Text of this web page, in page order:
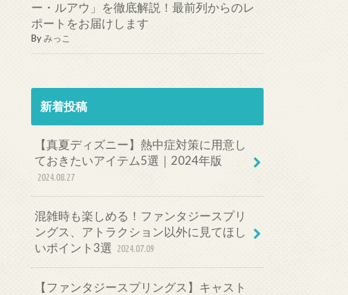
ー・ルアウ」を徹底解説！最前列からのレ
ポートをお届けします
Byみっこ
新着投稿
【真夏ディズニー】熱中症対策に用意し
ておきたいアイテム5選｜2024年版
2024.08.27
混雑時も楽しめる！ファンタジースプリ
ングス、アトラクション以外に見てほし
いポイント3選 2024.07.09
【ファンタジースプリングス】キャスト